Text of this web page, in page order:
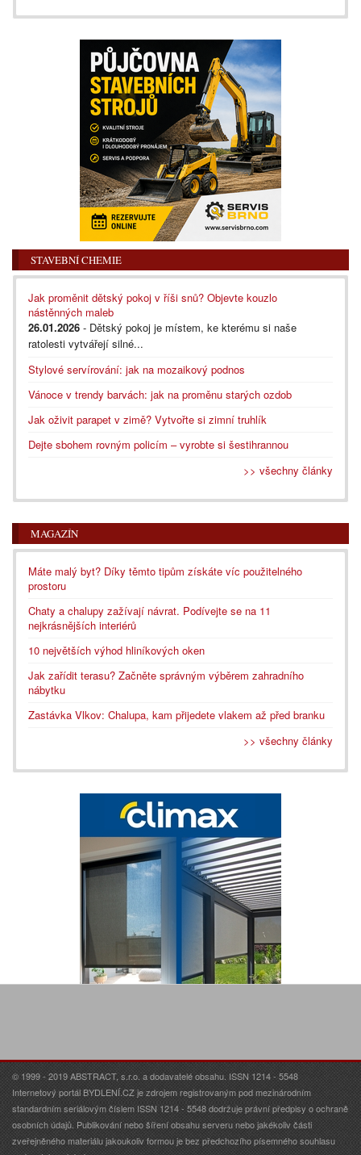
STAVEBNÍ CHEMIE
Jak proměnit dětský pokoj v říši snů? Objevte kouzlo
nástěnných maleb
26.01.2026 - Dětský pokoj je místem, ke kterému si naše
ratolesti vytvářejí silné...
Stylové servírování: jak na mozaikový podnos
Vánoce v trendy barvách: jak na proměnu starých ozdob
Jak oživit parapet v zimě? Vytvořte si zimní truhlík
Dejte sbohem rovným policím – vyrobte si šestihrannou
>> všechny články
MAGAZÍN
Máte malý byt? Díky těmto tipům získáte víc použitelného
prostoru
Chaty a chalupy zažívají návrat. Podívejte se na 11
nejkrásnějších interiérů
10 největších výhod hliníkových oken
Jak zařídit terasu? Začněte správným výběrem zahradního
nábytku
Zastávka Vlkov: Chalupa, kam přijedete vlakem až před branku
>> všechny články
© 1999 - 2019 ABSTRACT, s.r.o. a dodavatelé obsahu. ISSN 1214 - 5548
Internetový portál BYDLENÍ.CZ je zdrojem registrovaným pod mezinárodním
standardním seriálovým číslem ISSN 1214 - 5548 dodržuje právní předpisy o ochraně
osobních údajů. Publikování nebo šíření obsahu serveru nebo jakékoliv části
zveřejněného materiálu jakoukoliv formou je bez předchozího písemného souhlasu